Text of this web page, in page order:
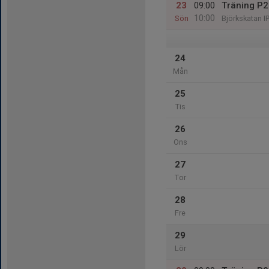
23
Sön
09:00
10:00
Träning
Björkskatan IP
24
Mån
25
Tis
26
Ons
27
Tor
28
Fre
29
Lör